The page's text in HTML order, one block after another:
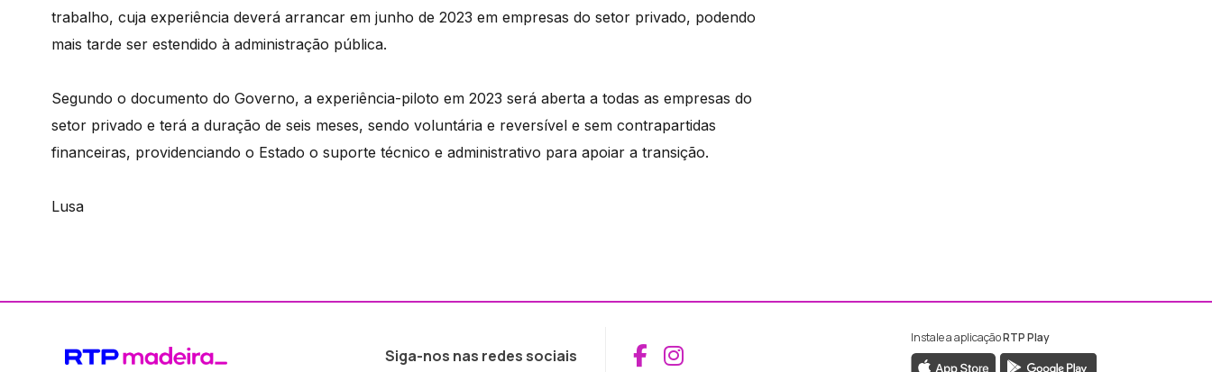
trabalho, cuja experiência deverá arrancar em junho de 2023 em empresas do setor privado, podendo
mais tarde ser estendido à administração pública.
Segundo o documento do Governo, a experiência-piloto em 2023 será aberta a todas as empresas do
setor privado e terá a duração de seis meses, sendo voluntária e reversível e sem contrapartidas
financeiras, providenciando o Estado o suporte técnico e administrativo para apoiar a transição.
Lusa
Siga-nos nas redes sociais Aceder ao Facebook da RTP Madeira
Aceder ao Instagram da RTP Madeira
Instale a aplicaçãoRTP Play